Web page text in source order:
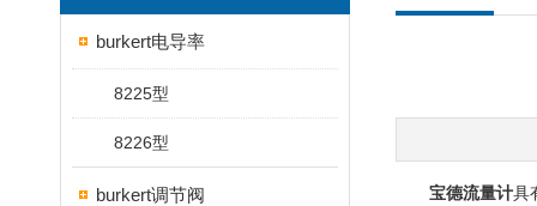
burkert电导率
8225型
8226型
burkert调节阀 宝德流量计具